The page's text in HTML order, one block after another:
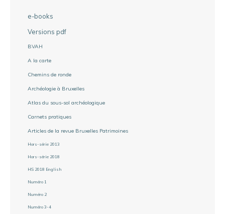
e-books
Versions pdf
BVAH
A la carte
Chemins de ronde
Archéologie à Bruxelles
Atlas du sous-sol archéologique
Carnets pratiques
Articles de la revue Bruxelles Patrimoines
Hors-série 2013
Hors-série 2018
HS 2018 English
Numéro 1
Numéro 2
Numéro 3-4